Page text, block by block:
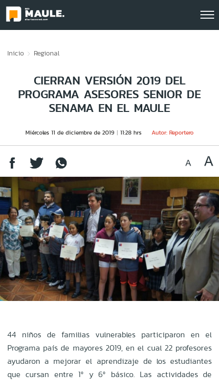
Inicio Regional
CIERRAN VERSIÓN 2019 DEL
PROGRAMA ASESORES SENIOR DE
SENAMA EN EL MAULE
Miércoles 11 de diciembre de 2019 11:28 hrs Autor: Reportero
44 niños de familias vulnerables participaron en el
Programa país de mayores 2019, en el cual 22 profesores
ayudaron a mejorar el aprendizaje de los estudiantes
que cursan entre 1º y 6º básico. Las actividades de